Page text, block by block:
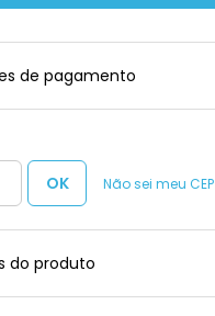
de pagamento
Não sei meu CEP
do produto